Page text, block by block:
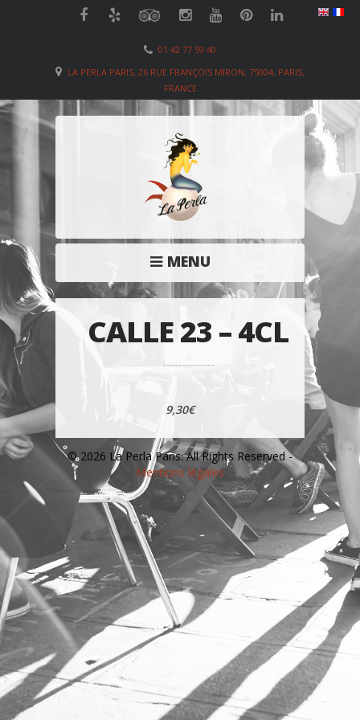
01 42 77 59 40
LA PERLA PARIS, 26 RUE FRANÇOIS MIRON, 75004, PARIS,
FRANCE
MENU
CALLE 23 – 4CL
9,30€
© 2026 La Perla Paris. All Rights Reserved -
Mentions légales